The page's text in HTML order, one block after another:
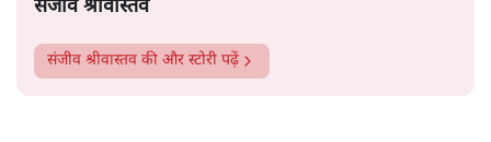
संजीव श्रीवास्तव
संजीव श्रीवास्तव की और स्टोरी पढ़ें